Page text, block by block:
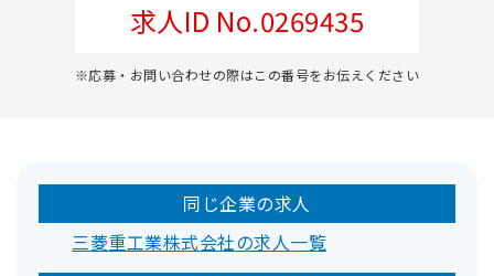
求人ID No.0269435
※応募・お問い合わせの際はこの番号をお伝えください
同じ企業の求人
三菱重工業株式会社の求人一覧